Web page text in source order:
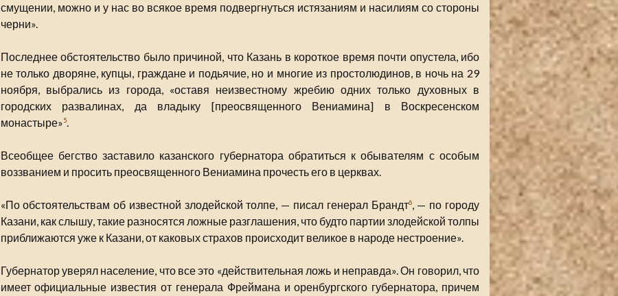
смущении, можно и у нас во всякое время подвергнуться истязаниям и насилиям со стороны
черни».
Последнее обстоятельство было причиной, что Казань в короткое время почти опустела, ибо
не только дворяне, купцы, граждане и подьячие, но и многие из простолюдинов, в ночь на 29
ноября, выбрались из города, «оставя неизвестному жребию одних только духовных в
городских развалинах, да владыку [преосвященного Вениамина] в Воскресенском
монастыре»5.
Всеобщее бегство заставило казанского губернатора обратиться к обывателям с особым
воззванием и просить преосвященного Вениамина прочесть его в церквах.
«По обстоятельствам об известной злодейской толпе, — писал генерал Брандт6, — по городу
Казани, как слышу, такие разносятся ложные разглашения, что будто партии злодейской толпы
приближаются уже к Казани, от каковых страхов происходит великое в народе нестроение».
Губернатор уверял население, что все это «действительная ложь и неправда». Он говорил, что
имеет официальные известия от генерала Фреймана и оренбургского губернатора, причем